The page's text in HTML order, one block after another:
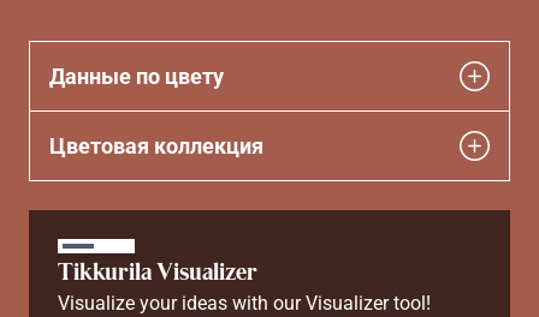
Данные по цвету
Цветовая коллекция
Tikkurila Visualizer
Visualize your ideas with our Visualizer tool!